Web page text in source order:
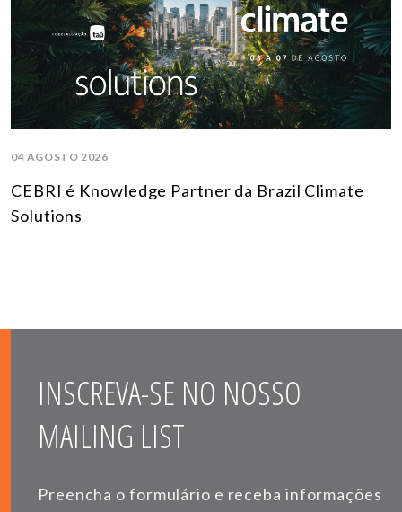
04 AGOSTO 2026
CEBRI é Knowledge Partner da Brazil Climate
Solutions
INSCREVA-SE NO NOSSO
MAILING LIST
Preencha o formulário e receba informações